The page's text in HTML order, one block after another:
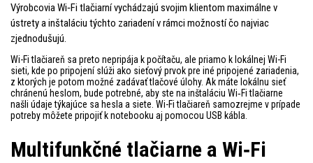
Výrobcovia Wi‑Fi tlačiarní vychádzajú svojim klientom maximálne v
ústrety a inštaláciu týchto zariadení v rámci možností čo najviac
zjednodušujú.
Wi-Fi tlačiareň sa preto nepripája k počítaču, ale priamo k lokálnej Wi-Fi
sieti, kde po pripojení slúži ako sieťový prvok pre iné pripojené zariadenia,
z ktorých je potom možné zadávať tlačové úlohy. Ak máte lokálnu sieť
chránenú heslom, bude potrebné, aby ste na inštaláciu Wi‑Fi tlačiarne
našli údaje týkajúce sa hesla a siete. Wi-Fi tlačiareň samozrejme v prípade
potreby môžete pripojiť k notebooku aj pomocou USB kábla.
Multifunkčné tlačiarne a Wi‑Fi